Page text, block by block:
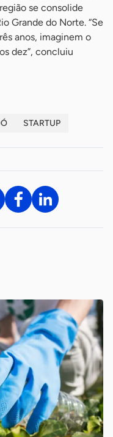
se consolide
Grande do Norte. “Se
anos, imaginem o
dez”, concluiu
STARTUP